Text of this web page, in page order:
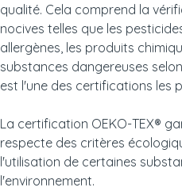
qualité. Cela comprend la
nocives telles que les
allergènes, les produits
substances dangereuses
est l'une des certifications les
La certification OEKO-TEX®
respecte des critères
l'utilisation de certaines
l'environnement.